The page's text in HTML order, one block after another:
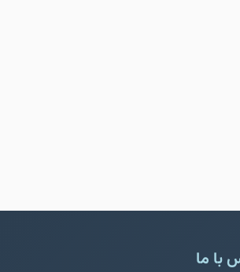
با ما